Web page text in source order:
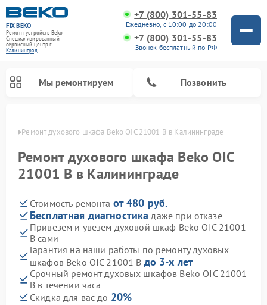
FIX-BEKO
Ремонт устройств Beko
Специализированный
cервисный центр г.
Калининград
+7 (800) 301-55-83
Ежедневно, с 10:00 до 20:00
+7 (800) 301-55-83
Звонок бесплатный по РФ
Мы ремонтируем Позвонить
Ремонт духового шкафа Beko OIC 21001 B в Калининграде
Ремонт духового шкафа Beko OIC
21001 B в Калининграде
Стоимость ремонта от 480 руб.
Бесплатная диагностика даже при отказе
Привезем и увезем духовой шкаф Beko OIC 21001
B сами
Гарантия на наши работы по ремонту духовых
шкафов Beko OIC 21001 B до 3-х лет
Срочный ремонт духовых шкафов Beko OIC 21001
B в течении часа
Скидка для вас до 20%